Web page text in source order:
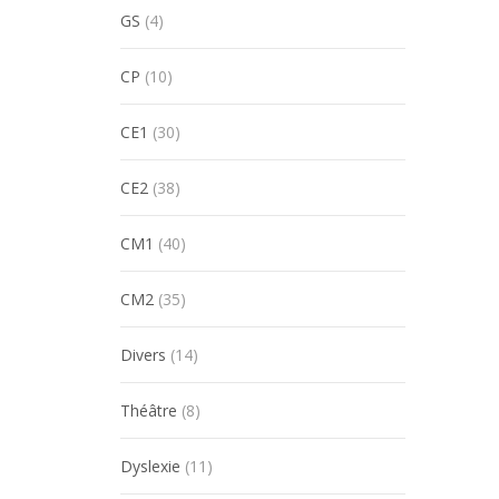
GS (4)
CP (10)
CE1 (30)
CE2 (38)
CM1 (40)
CM2 (35)
Divers (14)
Théâtre (8)
Dyslexie (11)